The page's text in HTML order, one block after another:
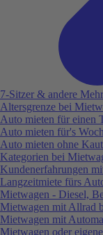
7-Sitzer & andere
Altersgrenze bei
Auto mieten für einen
Auto mieten für's
Auto mieten ohne
Kategorien bei
Kundenerfahrungen
Langzeitmiete fürs
Mietwagen - Diesel,
Mietwagen mit Allrad
Mietwagen mit
Mietwagen oder